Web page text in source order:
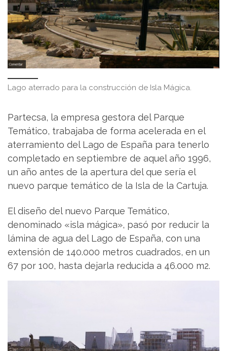
Lago aterrado para la construcción de Isla Mágica.
Partecsa, la empresa gestora del Parque
Temático, trabajaba de forma acelerada en el
aterramiento del Lago de España para tenerlo
completado en septiembre de aquel año 1996,
un año antes de la apertura del que sería el
nuevo parque temático de la Isla de la Cartuja.
El diseño del nuevo Parque Temático,
denominado «isla mágica», pasó por reducir la
lámina de agua del Lago de España, con una
extensión de 140.000 metros cuadrados, en un
67 por 100, hasta dejarla reducida a 46.000 m2.